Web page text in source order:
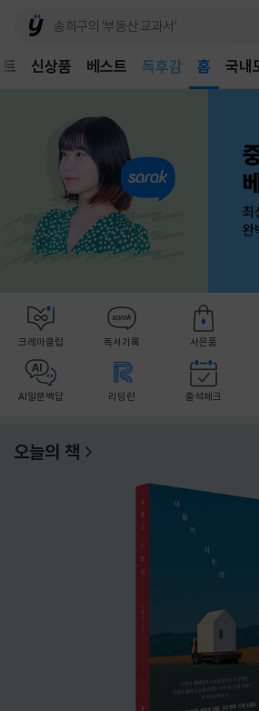
신상품 베스트
독후감
홈 국내
크레마클럽 독서기록 사은품
AI일문백답 리딩런 출석체크
오늘의 책